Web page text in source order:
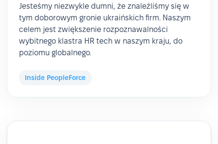
Jesteśmy niezwykle dumni, że znaleźliśmy się w
tym doborowym gronie ukraińskich firm. Naszym
celem jest zwiększenie rozpoznawalności
wybitnego klastra HR tech w naszym kraju, do
poziomu globalnego.
Inside PeopleForce